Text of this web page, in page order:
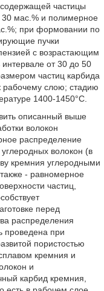
частицы
30 мас.% и полимерное
при формовании по
пучки
с возрастающим
от 30 до 50
частиц карбида
рабочему слою; стадию
1400-1450°С.
описанный выше
волокон
распределение
волокон (в
кремния углеродными
- равномерное
частиц,
перед
распределения
проведена при
пористостью
кремния и
и
карбид кремния,